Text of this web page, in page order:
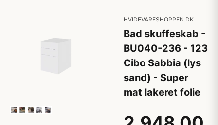
HVIDEVARESHOPPEN.DK
Bad skuffeskab -
BU040-236 - 123
Cibo Sabbia (lys
sand) - Super
mat lakeret folie